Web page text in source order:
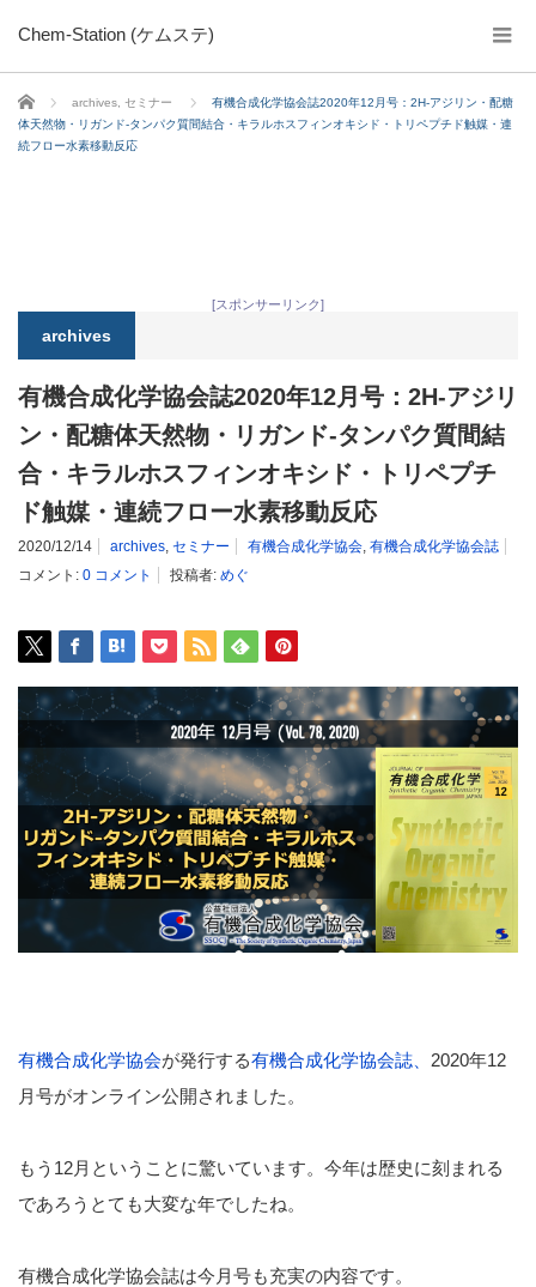
Chem-Station (ケムステ)
ホーム archives セミナー
有機合成化学協会誌2020年12月号：2H-アジリン・配糖
体天然物・リガンド-タンパク質間結合・キラルホスフィンオキシド・トリペプチド触媒・連
続フロー水素移動反応
[スポンサーリンク]
archives
有機合成化学協会誌2020年12月号：2H-アジリ
ン・配糖体天然物・リガンド-タンパク質間結
合・キラルホスフィンオキシド・トリペプチ
ド触媒・連続フロー水素移動反応
2020/12/14 archives, セミナー 有機合成化学協会, 有機合成化学協会誌
コメント: 0 コメント 投稿者: めぐ
有機合成化学協会が発行する有機合成化学協会誌、 2020年12
月号がオンライン公開されました。
もう12月ということに驚いています。今年は歴史に刻まれる
であろうとても大変な年でしたね。
有機合成化学協会誌は今月号も充実の内容です。